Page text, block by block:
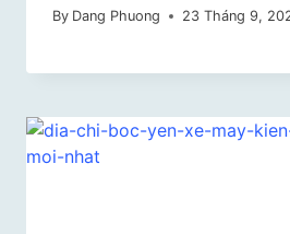
By Dang Phuong 23 Tháng 9,